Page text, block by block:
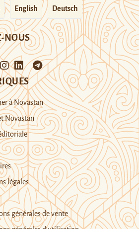
English Deutsch
NOUS
à Novastan
Novastan
légales
générales de vente